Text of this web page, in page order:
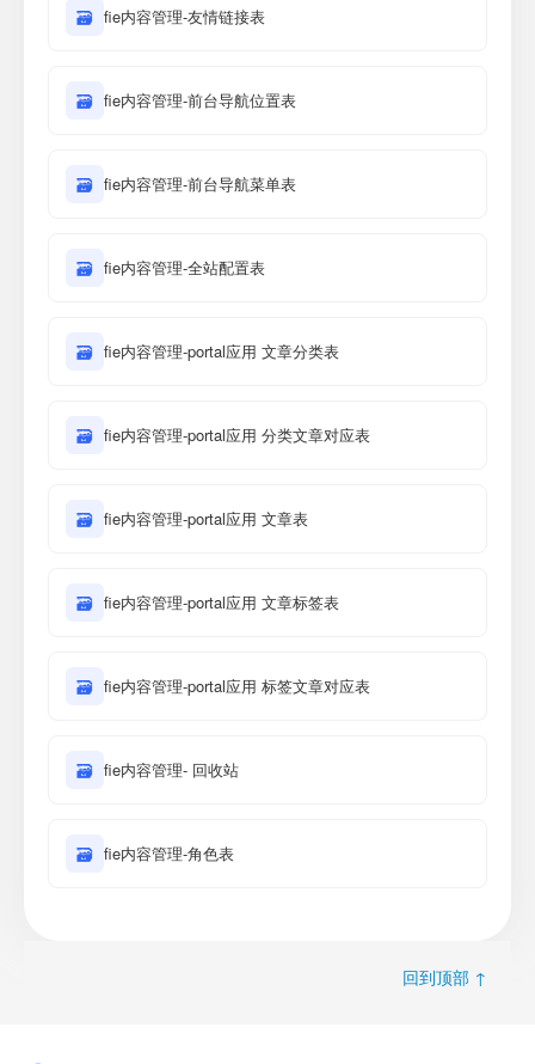
🗃 fie内容管理-友情链接表
🗃 fie内容管理-前台导航位置表
🗃 fie内容管理-前台导航菜单表
🗃 fie内容管理-全站配置表
🗃 fie内容管理-portal应用 文章分类表
🗃 fie内容管理-portal应用 分类文章对应表
🗃 fie内容管理-portal应用 文章表
🗃 fie内容管理-portal应用 文章标签表
🗃 fie内容管理-portal应用 标签文章对应表
🗃 fie内容管理- 回收站
🗃 fie内容管理-角色表
回到顶部 ↑